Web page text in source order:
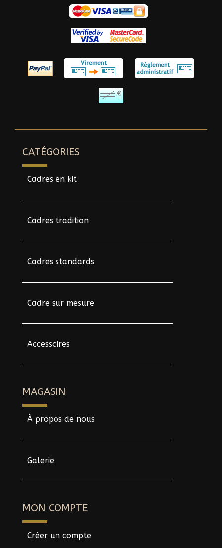
CATÉGORIES
Cadres en kit
Cadres tradition
Cadres standards
Cadre sur mesure
Accessoires
MAGASIN
À propos de nous
Galerie
MON COMPTE
Créer un compte